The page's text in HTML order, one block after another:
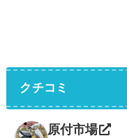
クチコミ
原付市場